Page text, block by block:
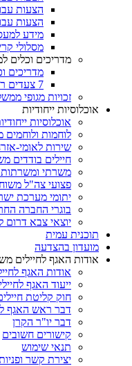
הצעות
הצעות
מידע
מסלולי
מדריכים וכלים
מדריכים
7 צעדים ראשונים וחשובים בדרך לאזרחות
זכויות מגופי
אוכלוסיות ייחודיות
אוכלוסיות
לוחמות ולוחמים
שירות לאומי-
חיילים בודדים
משרתי ומשרתות
פצועי צה"ל
יתומי מערכת
בוגרי החברה
יוצאי צבא דרום
תוכנית עמית
מועדון בהצדעה
אודות האגף לחיילים
אודות האגף
ייעוד האגף
חוק קליטת
דבר ראש האגף
דבר יו"ר הקרן
קישורים חשובים
תנאי שימוש
יצירת קשר